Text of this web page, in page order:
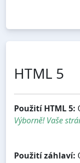
HTML 5
Použití HTML 5:
Výborně! Vaše
Použití záhlaví: